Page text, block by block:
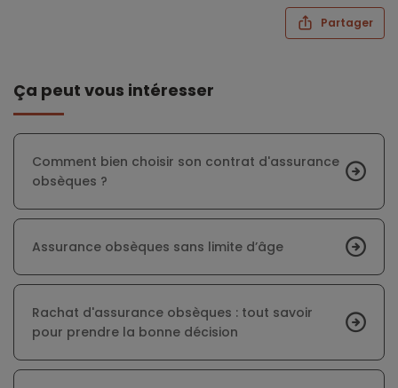
Partager
Ça peut vous intéresser
Comment bien choisir son contrat d'assurance
obsèques ?
Assurance obsèques sans limite d’âge
Rachat d'assurance obsèques : tout savoir
pour prendre la bonne décision